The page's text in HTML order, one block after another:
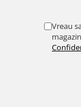
Vreau